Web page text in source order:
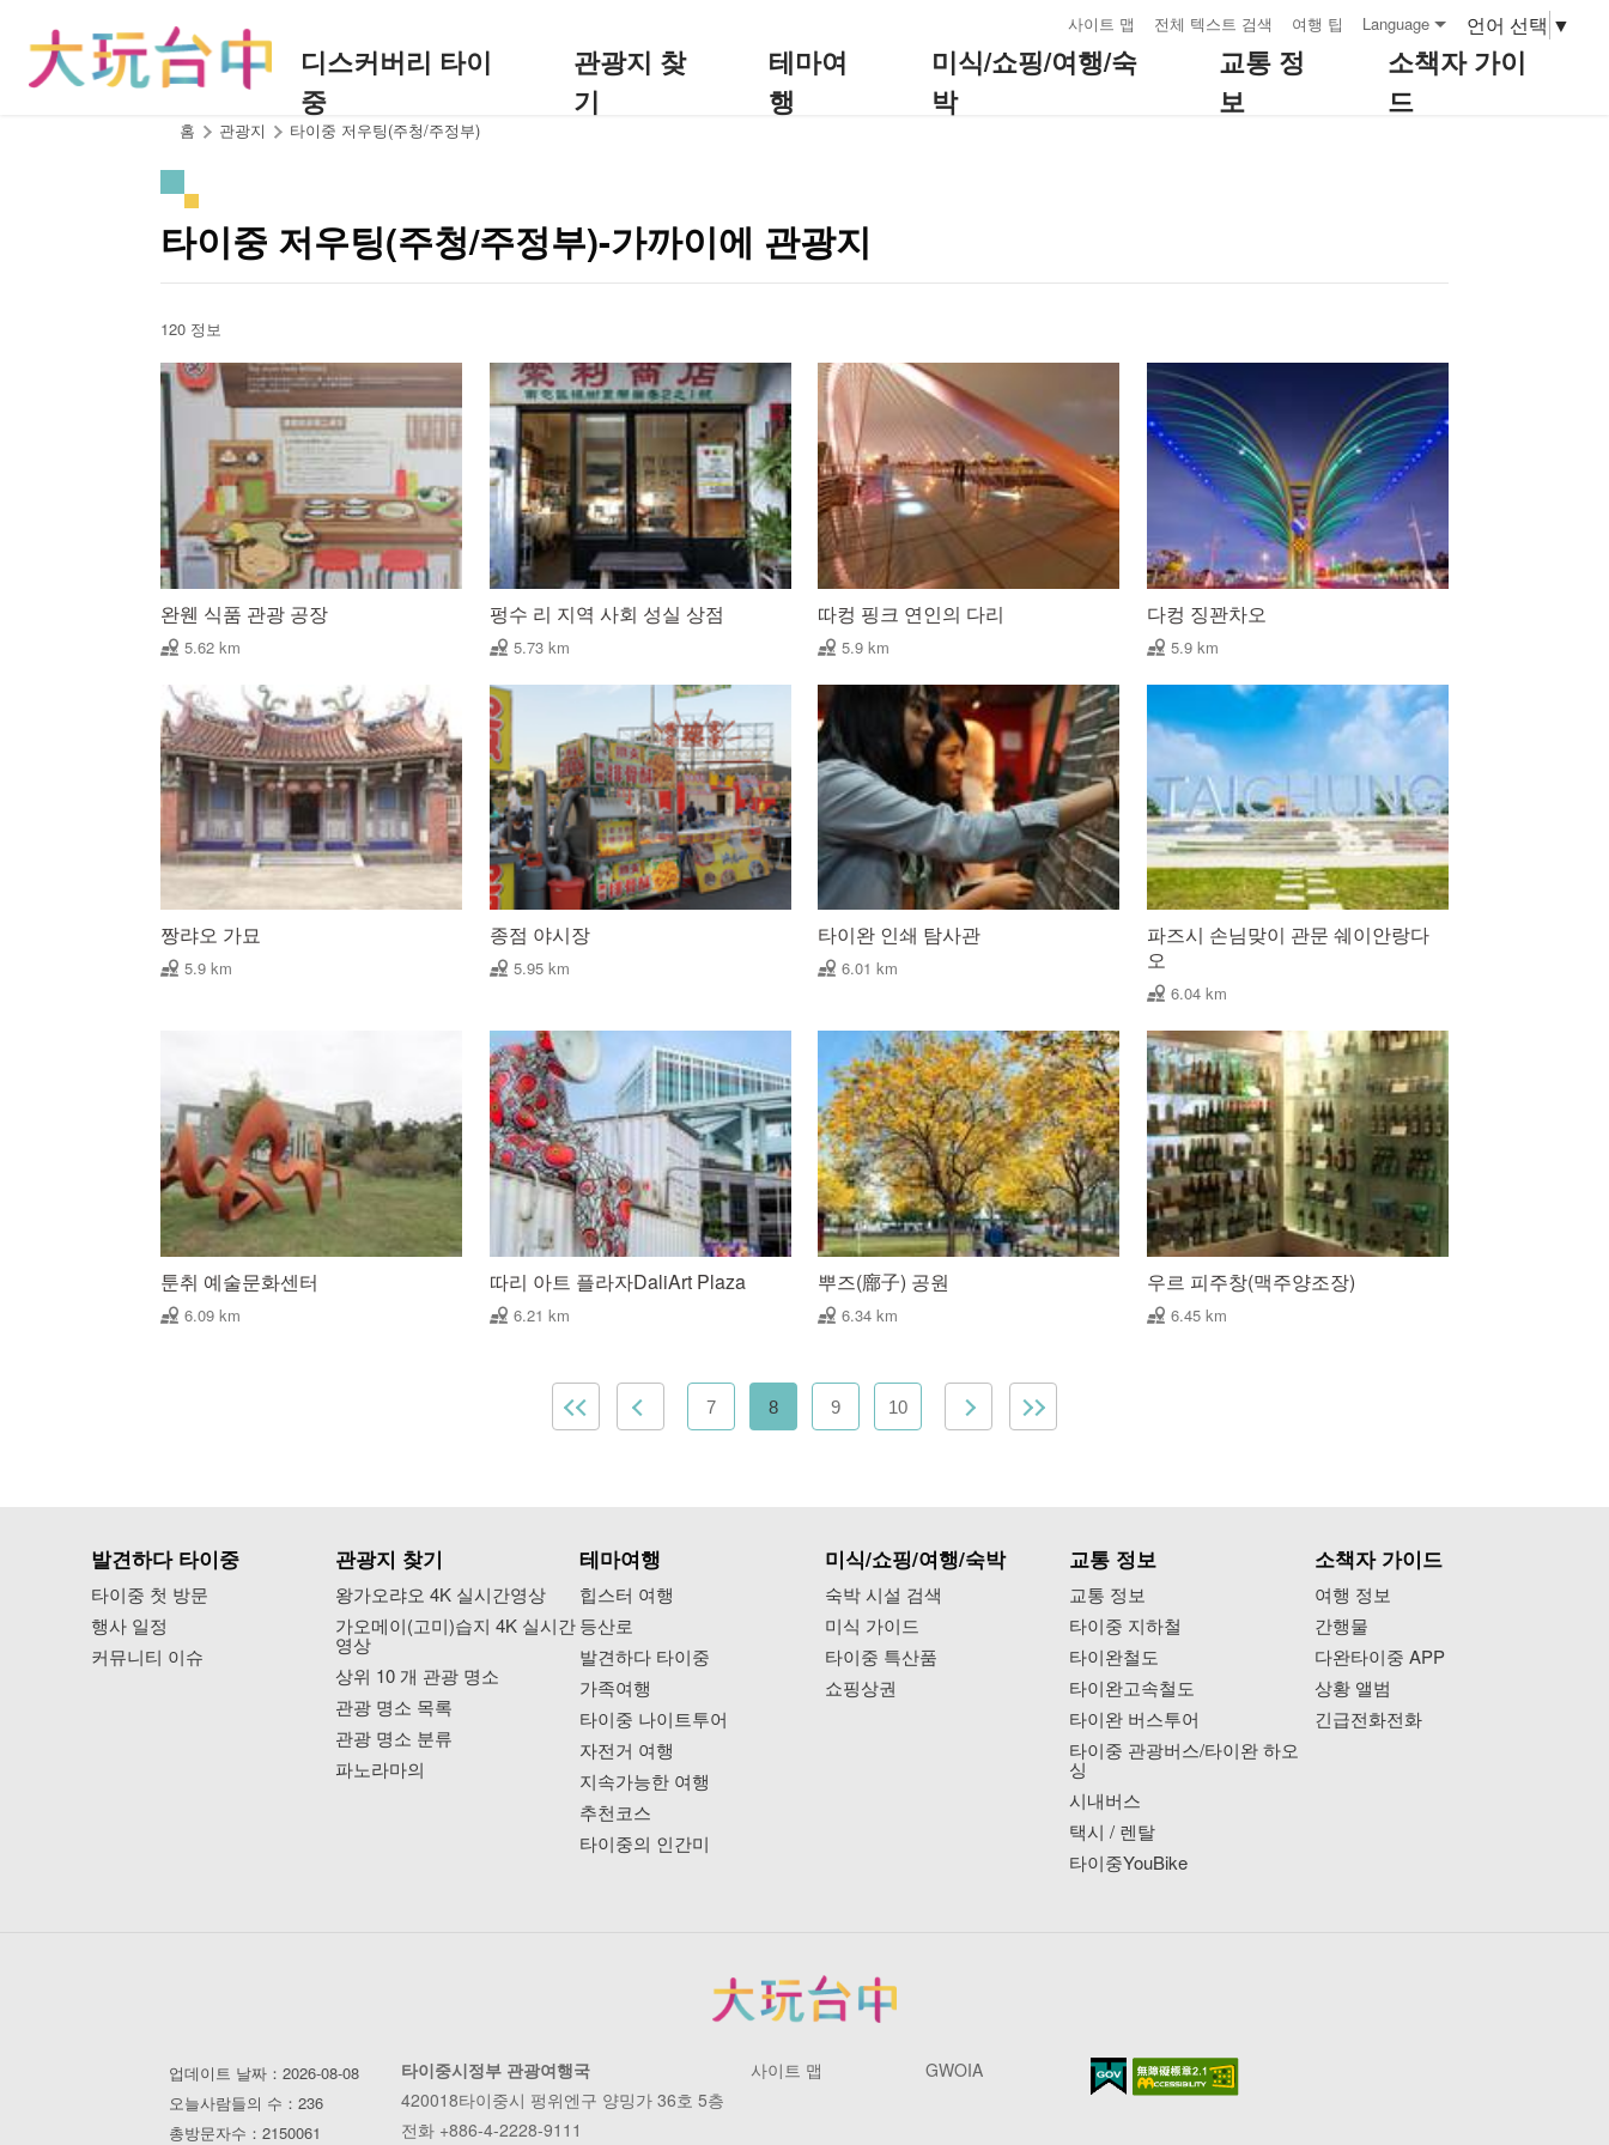
사이트 맵 전체 텍스트 검색 여행 팁 Language 언어 선택 ▼
디스커버리 타이
중
관광지 찾
기
테마여
행
미식/쇼핑/여행/숙
박
교통 정
보
소책자 가이
드
홈 관광지 타이중 저우팅(주청/주정부)
타이중 저우팅(주청/주정부)-가까이에 관광지
120 정보
완웬 식품 관광 공장
5.62 km
펑수 리 지역 사회 성실 상점
5.73 km
따컹 핑크 연인의 다리
5.9 km
다컹 징꽌차오
5.9 km
짱랴오 가묘
5.9 km
종점 야시장
5.95 km
타이완 인쇄 탐사관
6.01 km
파즈시 손님맞이 관문 쉐이안랑다
오
6.04 km
툰취 예술문화센터
6.09 km
따리 아트 플라자DaliArt Plaza
6.21 km
뿌즈(廍子) 공원
6.34 km
우르 피주창(맥주양조장)
6.45 km
7 8 9 10
발견하다 타이중
타이중 첫 방문
행사 일정
커뮤니티 이슈
관광지 찾기
왕가오랴오 4K 실시간영상
가오메이(고미)습지 4K 실시간
영상
상위 10 개 관광 명소
관광 명소 목록
관광 명소 분류
파노라마의
테마여행
힙스터 여행
등산로
발견하다 타이중
가족여행
타이중 나이트투어
자전거 여행
지속가능한 여행
추천코스
타이중의 인간미
미식/쇼핑/여행/숙박
숙박 시설 검색
미식 가이드
타이중 특산품
쇼핑상권
교통 정보
교통 정보
타이중 지하철
타이완철도
타이완고속철도
타이완 버스투어
타이중 관광버스/타이완 하오
싱
시내버스
택시 / 렌탈
타이중YouBike
소책자 가이드
여행 정보
간행물
다완타이중 APP
상황 앨범
긴급전화전화
업데이트 날짜：2026-08-08
오늘사람들의 수：236
총방문자수：2150061
타이중시정부 관광여행국
420018타이중시 펑위엔구 양밍가 36호 5층
전화 +886-4-2228-9111
사이트 맵 GWOIA